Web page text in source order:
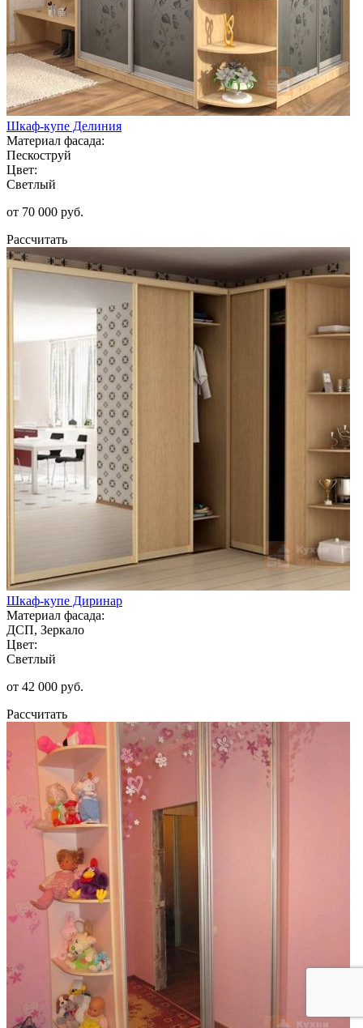
Шкаф-купе Делиния
Материал фасада:
Пескоструй
Цвет:
Светлый
от 70 000 руб.
Рассчитать
Шкаф-купе Диринар
Материал фасада:
ДСП, Зеркало
Цвет:
Светлый
от 42 000 руб.
Рассчитать